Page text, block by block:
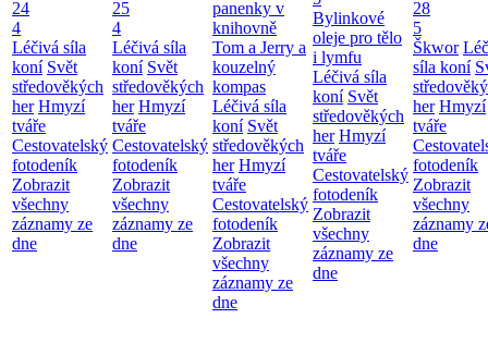
24
4
Léčivá síla
koní Svět
středověkých
her Hmyzí
tváře
Cestovatelský
fotodeník
Zobrazit
všechny
záznamy ze
dne
25
4
Léčivá síla
koní Svět
středověkých
her Hmyzí
tváře
Cestovatelský
fotodeník
Zobrazit
všechny
záznamy ze
dne
panenky v
knihovně
Tom a Jerry a
kouzelný
kompas
Léčivá síla
koní Svět
středověkých
her Hmyzí
tváře
Cestovatelský
fotodeník
Zobrazit
všechny
záznamy ze
dne
Bylinkové
oleje pro tělo
i lymfu
Léčivá síla
koní Svět
středověkých
her Hmyzí
tváře
Cestovatelský
fotodeník
Zobrazit
všechny
záznamy ze
dne
28
5
Škwor
síla koní
her Hmyzí
tváře
fotodeník
Zobrazit
všechny
záznamy
dne